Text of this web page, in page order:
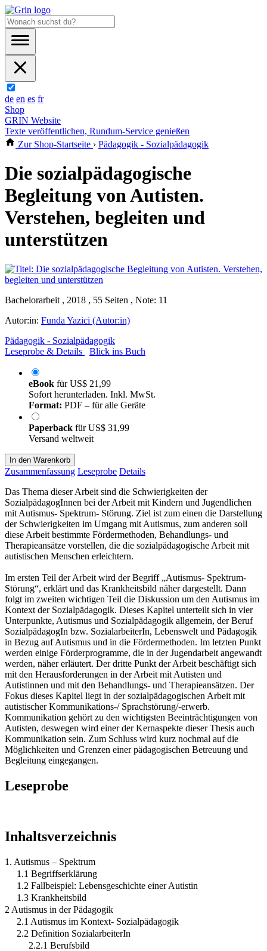
de en es fr
Shop
GRIN Website
Texte veröffentlichen, Rundum-Service genießen
Zur Shop-Startseite › Pädagogik - Sozialpädagogik
Die sozialpädagogische
Begleitung von Autisten.
Verstehen, begleiten und
unterstützen
Bachelorarbeit , 2018 , 55 Seiten , Note: 11
Autor:in: Funda Yazici (Autor:in)
Pädagogik - Sozialpädagogik
Leseprobe & Details
Blick ins Buch
eBook fürUS$ 21,99
Sofort herunterladen. Inkl. MwSt.
Format: PDF – für alle Geräte
Paperback fürUS$ 31,99
Versand weltweit
In den Warenkorb
Zusammenfassung Leseprobe Details
Das Thema dieser Arbeit sind die Schwierigkeiten der
SozialpädagogInnen bei der Arbeit mit Kindern und Jugendlichen
mit Autismus- Spektrum- Störung. Ziel ist zum einen die Darstellung
der Schwierigkeiten im Umgang mit Autismus, zum anderen soll
diese Arbeit bestimmte Fördermethoden, Behandlungs- und
Therapieansätze vorstellen, die die sozialpädagogische Arbeit mit
autistischen Menschen erleichtern.
Im ersten Teil der Arbeit wird der Begriff „Autismus- Spektrum-
Störung“, erklärt und das Krankheitsbild näher dargestellt. Dann
folgt im zweiten wichtigen Teil die Diskussion um den Autismus im
Kontext der Sozialpädagogik. Dieses Kapitel unterteilt sich in vier
Unterpunkte, Autismus und Sozialpädagogik allgemein, der Beruf
SozialpädagogIn bzw. SozialarbeiterIn, Lebenswelt und Pädagogik
in Bezug auf Autismus und in die Fördermethoden. Im letzten Punkt
werden einige Förderprogramme, die in der Jugendarbeit angewandt
werden, näher erläutert. Der dritte Punkt der Arbeit beschäftigt sich
mit den Herausforderungen in der Arbeit mit Autisten und
Autistinnen und mit den Behandlungs- und Therapieansätzen. Der
Fokus dieses Kapitel liegt in der sozialpädagogischen Arbeit mit
autistischer Kommunikations-/ Sprachstörung/-erwerb.
Kommunikation gehört zu den wichtigsten Beeinträchtigungen von
Autisten, deswegen wird einer der Kernaspekte dieser Thesis auch
Kommunikation sein. Zum Schluss wird kurz nochmal auf die
Möglichkeiten und Grenzen einer pädagogischen Betreuung und
Begleitung eingegangen.
Leseprobe
Inhaltsverzeichnis
1. Autismus – Spektrum
1.1 Begriffserklärung
1.2 Fallbeispiel: Lebensgeschichte einer Autistin
1.3 Krankheitsbild
2 Autismus in der Pädagogik
2.1 Autismus im Kontext- Sozialpädagogik
2.2 Definition SozialarbeiterIn
2.2.1 Berufsbild